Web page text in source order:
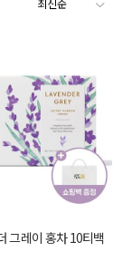
그레이 홍차 10티백